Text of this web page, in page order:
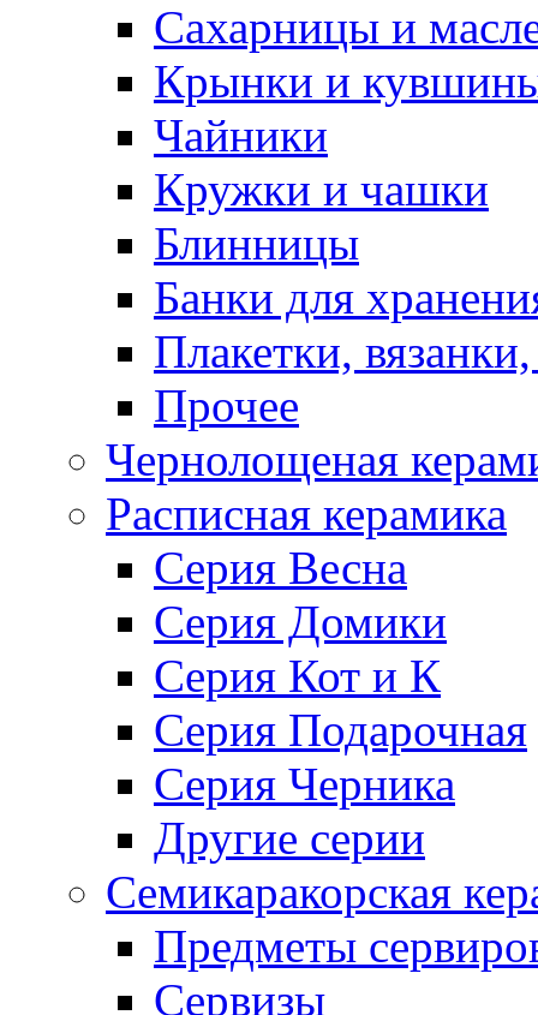
Сахарницы и
Крынки и
Чайники
Кружки и чашки
Блинницы
Банки для
Плакетки,
Прочее
Чернолощеная
Расписная керамика
Серия Весна
Серия Домики
Серия Кот и К
Серия Подарочная
Серия Черника
Другие серии
Семикаракорская
Предметы
Сервизы